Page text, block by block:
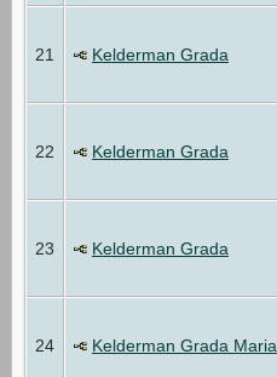
21 Kelderman Grada
22 Kelderman Grada
23 Kelderman Grada
24 Kelderman Grada Maria